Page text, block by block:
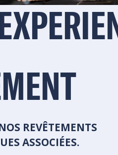
REVÊTEMENTS
ASSOCIÉES.